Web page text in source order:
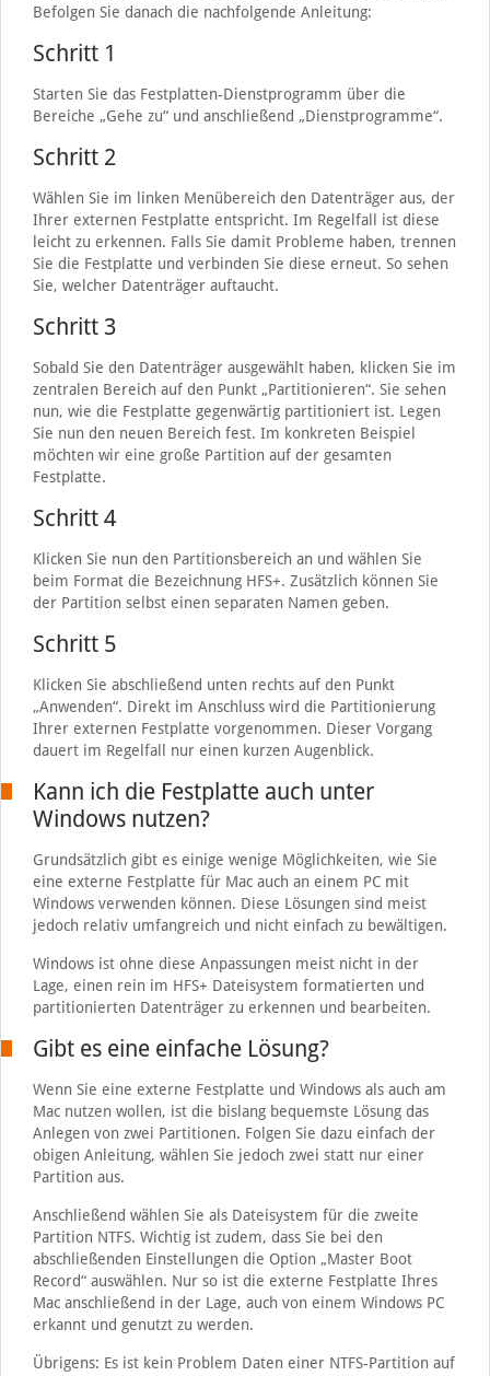
Befolgen Sie danach die nachfolgende Anleitung:
Schritt 1
Starten Sie das Festplatten-Dienstprogramm über die
Bereiche „Gehe zu“ und anschließend „Dienstprogramme“.
Schritt 2
Wählen Sie im linken Menübereich den Datenträger aus, der
Ihrer externen Festplatte entspricht. Im Regelfall ist diese
leicht zu erkennen. Falls Sie damit Probleme haben, trennen
Sie die Festplatte und verbinden Sie diese erneut. So sehen
Sie, welcher Datenträger auftaucht.
Schritt 3
Sobald Sie den Datenträger ausgewählt haben, klicken Sie im
zentralen Bereich auf den Punkt „Partitionieren“. Sie sehen
nun, wie die Festplatte gegenwärtig partitioniert ist. Legen
Sie nun den neuen Bereich fest. Im konkreten Beispiel
möchten wir eine große Partition auf der gesamten
Festplatte.
Schritt 4
Klicken Sie nun den Partitionsbereich an und wählen Sie
beim Format die Bezeichnung HFS+. Zusätzlich können Sie
der Partition selbst einen separaten Namen geben.
Schritt 5
Klicken Sie abschließend unten rechts auf den Punkt
„Anwenden“. Direkt im Anschluss wird die Partitionierung
Ihrer externen Festplatte vorgenommen. Dieser Vorgang
dauert im Regelfall nur einen kurzen Augenblick.
Kann ich die Festplatte auch unter
Windows nutzen?
Grundsätzlich gibt es einige wenige Möglichkeiten, wie Sie
eine externe Festplatte für Mac auch an einem PC mit
Windows verwenden können. Diese Lösungen sind meist
jedoch relativ umfangreich und nicht einfach zu bewältigen.
Windows ist ohne diese Anpassungen meist nicht in der
Lage, einen rein im HFS+ Dateisystem formatierten und
partitionierten Datenträger zu erkennen und bearbeiten.
Gibt es eine einfache Lösung?
Wenn Sie eine externe Festplatte und Windows als auch am
Mac nutzen wollen, ist die bislang bequemste Lösung das
Anlegen von zwei Partitionen. Folgen Sie dazu einfach der
obigen Anleitung, wählen Sie jedoch zwei statt nur einer
Partition aus.
Anschließend wählen Sie als Dateisystem für die zweite
Partition NTFS. Wichtig ist zudem, dass Sie bei den
abschließenden Einstellungen die Option „Master Boot
Record“ auswählen. Nur so ist die externe Festplatte Ihres
Mac anschließend in der Lage, auch von einem Windows PC
erkannt und genutzt zu werden.
Übrigens: Es ist kein Problem Daten einer NTFS-Partition auf